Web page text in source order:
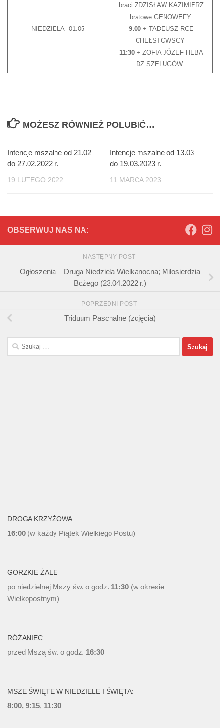
NIEDZIELA 01.05
braci ZDZISŁAW KAZIMIERZ
bratowe GENOWEFY
9:00 + TADEUSZ RCE
CHEŁSTOWSCY
11:30 + ZOFIA JÓZEF HEBA
DZ.SZELUGÓW
MOŻESZ RÓWNIEŻ POLUBIĆ…
Intencje mszalne od 21.02
do 27.02.2022 r.
19 LUTEGO 2022
Intencje mszalne od 13.03
do 19.03.2023 r.
11 MARCA 2023
OBSERWUJ NAS NA:
NASTĘPNY POST
Ogłoszenia – Druga Niedziela Wielkanocna; Miłosierdzia
Bożego (23.04.2022 r.)
POPRZEDNI POST
Triduum Paschalne (zdjęcia)
Szukaj:
DROGA KRZYŻOWA:
16:00 (w każdy Piątek Wielkiego Postu)
GORZKIE ŻALE
po niedzielnej Mszy św. o godz. 11:30 (w okresie
Wielkopostnym)
RÓŻANIEC:
przed Mszą św. o godz. 16:30
MSZE ŚWIĘTE W NIEDZIELE I ŚWIĘTA:
8:00, 9:15, 11:30